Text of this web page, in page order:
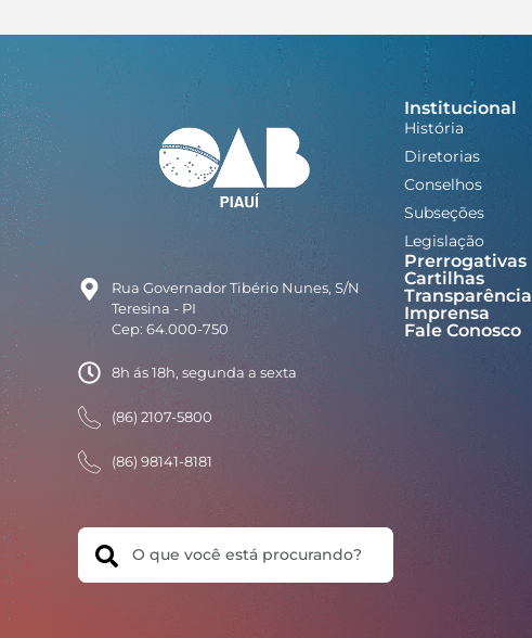
Rua Governador Tibério Nunes, S/N
Teresina - PI
Cep: 64.000-750
8h ás 18h, segunda a sexta
(86) 2107-5800
(86) 98141-8181
Search
Institucional
História
Diretorias
Conselhos
Subseções
Legislação
Prerrogativas
Cartilhas
Transparência
Imprensa
Fale Conosco